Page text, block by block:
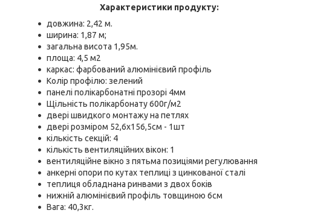
Характеристики продукту:
довжина: 2,42 м.
ширина: 1,87 м;
загальна висота 1,95м.
площа: 4,5 м2
каркас: фарбований алюмінієвий профіль
Колір профілю: зелений
панелі полікарбонатні прозорі 4мм
Щільність полікарбонату 600г/м2
двері швидкого монтажу на петлях
двері розміром 52,6х156,5см - 1шт
кількість секцій: 4
кількість вентиляційних вікон: 1
вентиляційне вікно з пятьма позиціями регулювання
анкерні опори по кутах теплиці з цинкованої сталі
теплиця обладнана ринвами з двох боків
нижній алюмінієвий профіль товщиною 6см
Вага: 40,3кг.